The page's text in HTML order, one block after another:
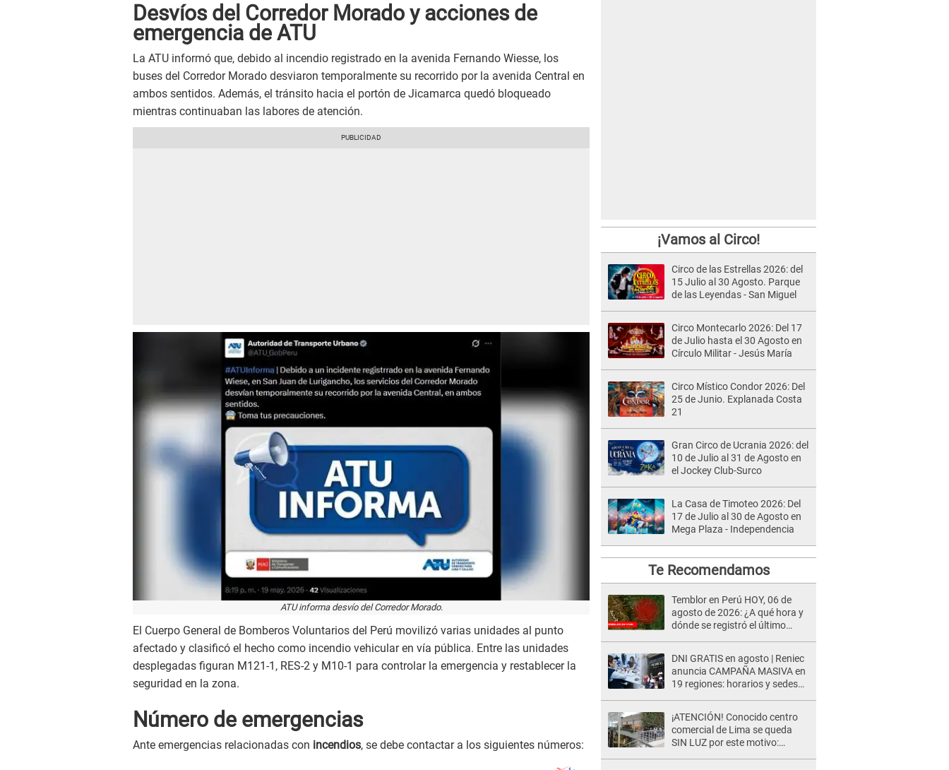
Desvíos del Corredor Morado y acciones de
emergencia de ATU
La ATU informó que, debido al incendio registrado en la avenida Fernando Wiesse, los
buses del Corredor Morado desviaron temporalmente su recorrido por la avenida Central en
ambos sentidos. Además, el tránsito hacia el portón de Jicamarca quedó bloqueado
mientras continuaban las labores de atención.
ATU informa desvío del Corredor Morado.
El Cuerpo General de Bomberos Voluntarios del Perú movilizó varias unidades al punto
afectado y clasificó el hecho como incendio vehicular en vía pública. Entre las unidades
desplegadas figuran M121-1, RES-2 y M10-1 para controlar la emergencia y restablecer la
seguridad en la zona.
Número de emergencias
Ante emergencias relacionadas con incendios, se debe contactar a los siguientes números:
¡Vamos al Circo!
Circo de las Estrellas 2026: del
15 Julio al 30 Agosto. Parque
de las Leyendas - San Miguel
Circo Montecarlo 2026: Del 17
de Julio hasta el 30 Agosto en
Círculo Militar - Jesús María
Circo Místico Condor 2026: Del
25 de Junio. Explanada Costa
21
Gran Circo de Ucrania 2026: del
10 de Julio al 31 de Agosto en
el Jockey Club-Surco
La Casa de Timoteo 2026: Del
17 de Julio al 30 de Agosto en
Mega Plaza - Independencia
Te Recomendamos
Temblor en Perú HOY, 06 de
agosto de 2026: ¿A qué hora y
dónde se registró el último
DNI GRATIS en agosto | Reniec
anuncia CAMPAÑA MASIVA en
19 regiones: horarios y sedes
¡ATENCIÓN! Conocido centro
comercial de Lima se queda
SIN LUZ por este motivo: